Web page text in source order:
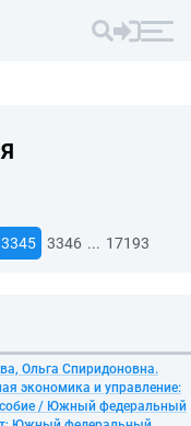
3345 3346 ... 17193
Ольга Спиридоновна.
экономика и управление:
/ Южный федеральный